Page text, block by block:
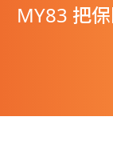
MY83 把